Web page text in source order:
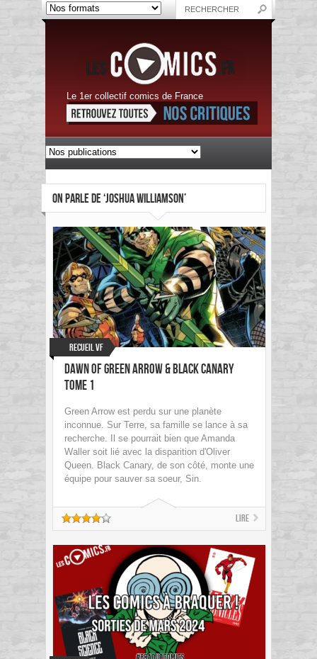
Le 1er collectif comics de France
ON PARLE DE ‘JOSHUA WILLIAMSON’
Recueil VF
Dawn of Green Arrow & Black Canary
tome 1
Green Arrow est perdu sur une planète
inconnue. Sur Terre, sa famille se lance à sa
recherche. Il se pourrait bien que Amanda
Waller soit lié avec la disparition d'Oliver
Queen. Black Canary, de son côté, monte une
équipe pour sauver sa soeur, Sin.
Lire